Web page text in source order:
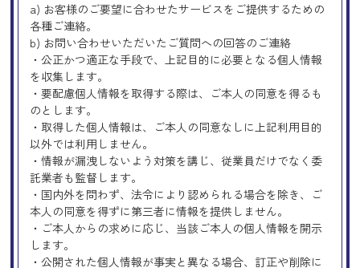
a) お客様のご要望に合わせたサービスをご提供するための
各種ご連絡。
b) お問い合わせいただいたご質問への回答のご連絡
・公正かつ適正な手段で、上記目的に必要となる個人情報
を収集します。
・要配慮個人情報を取得する際は、ご本人の同意を得るも
のとします。
・取得した個人情報は、ご本人の同意なしに上記利用目的
以外では利用しません。
・情報が漏洩しないよう対策を講じ、従業員だけでなく委
託業者も監督します。
・国内外を問わず、法令により認められる場合を除き、ご
本人の同意を得ずに第三者に情報を提供しません。
・ご本人からの求めに応じ、当該ご本人の個人情報を開示
します。
・公開された個人情報が事実と異なる場合、訂正や削除に